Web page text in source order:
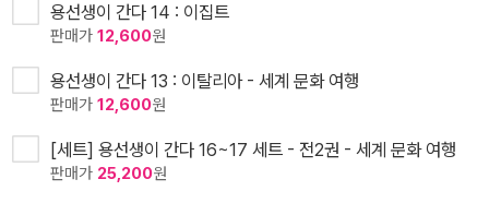
용선생이 간다 14 : 이집트
판매가 12,600원
용선생이 간다 13 : 이탈리아 - 세계 문화 여행
판매가 12,600원
[세트] 용선생이 간다 16~17 세트 - 전2권 - 세계 문화 여행
판매가 25,200원